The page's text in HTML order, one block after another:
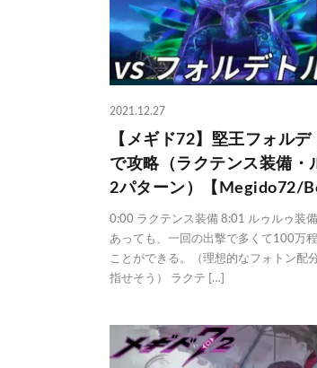
2021.12.27
【メギド72】堅王フォル
で攻略（ラクテンス装備・
2パターン）【Megido72/
0:00 ラクテンス装備 8:01 ルゥルゥ装
あっても、一回の出撃で多くて100万
ことができる。（理想的なフォトン配
指せそう） ラクテ […]